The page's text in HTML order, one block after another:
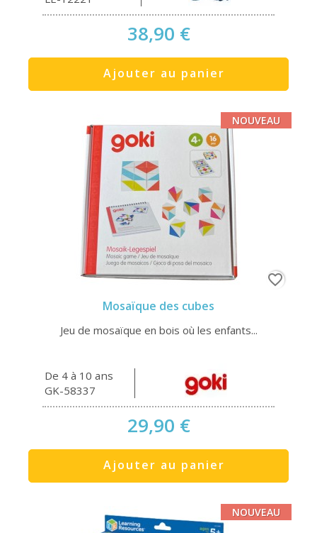
38,90 €
Ajouter au panier
Mosaïque des cubes
Jeu de mosaïque en bois où les enfants...
De 4 à 10 ans
GK-58337
29,90 €
Ajouter au panier
NOUVEAU
favorite_border
NOUVEAU